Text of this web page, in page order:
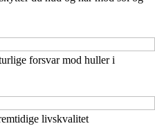
forsvar mod huller i
livskvalitet